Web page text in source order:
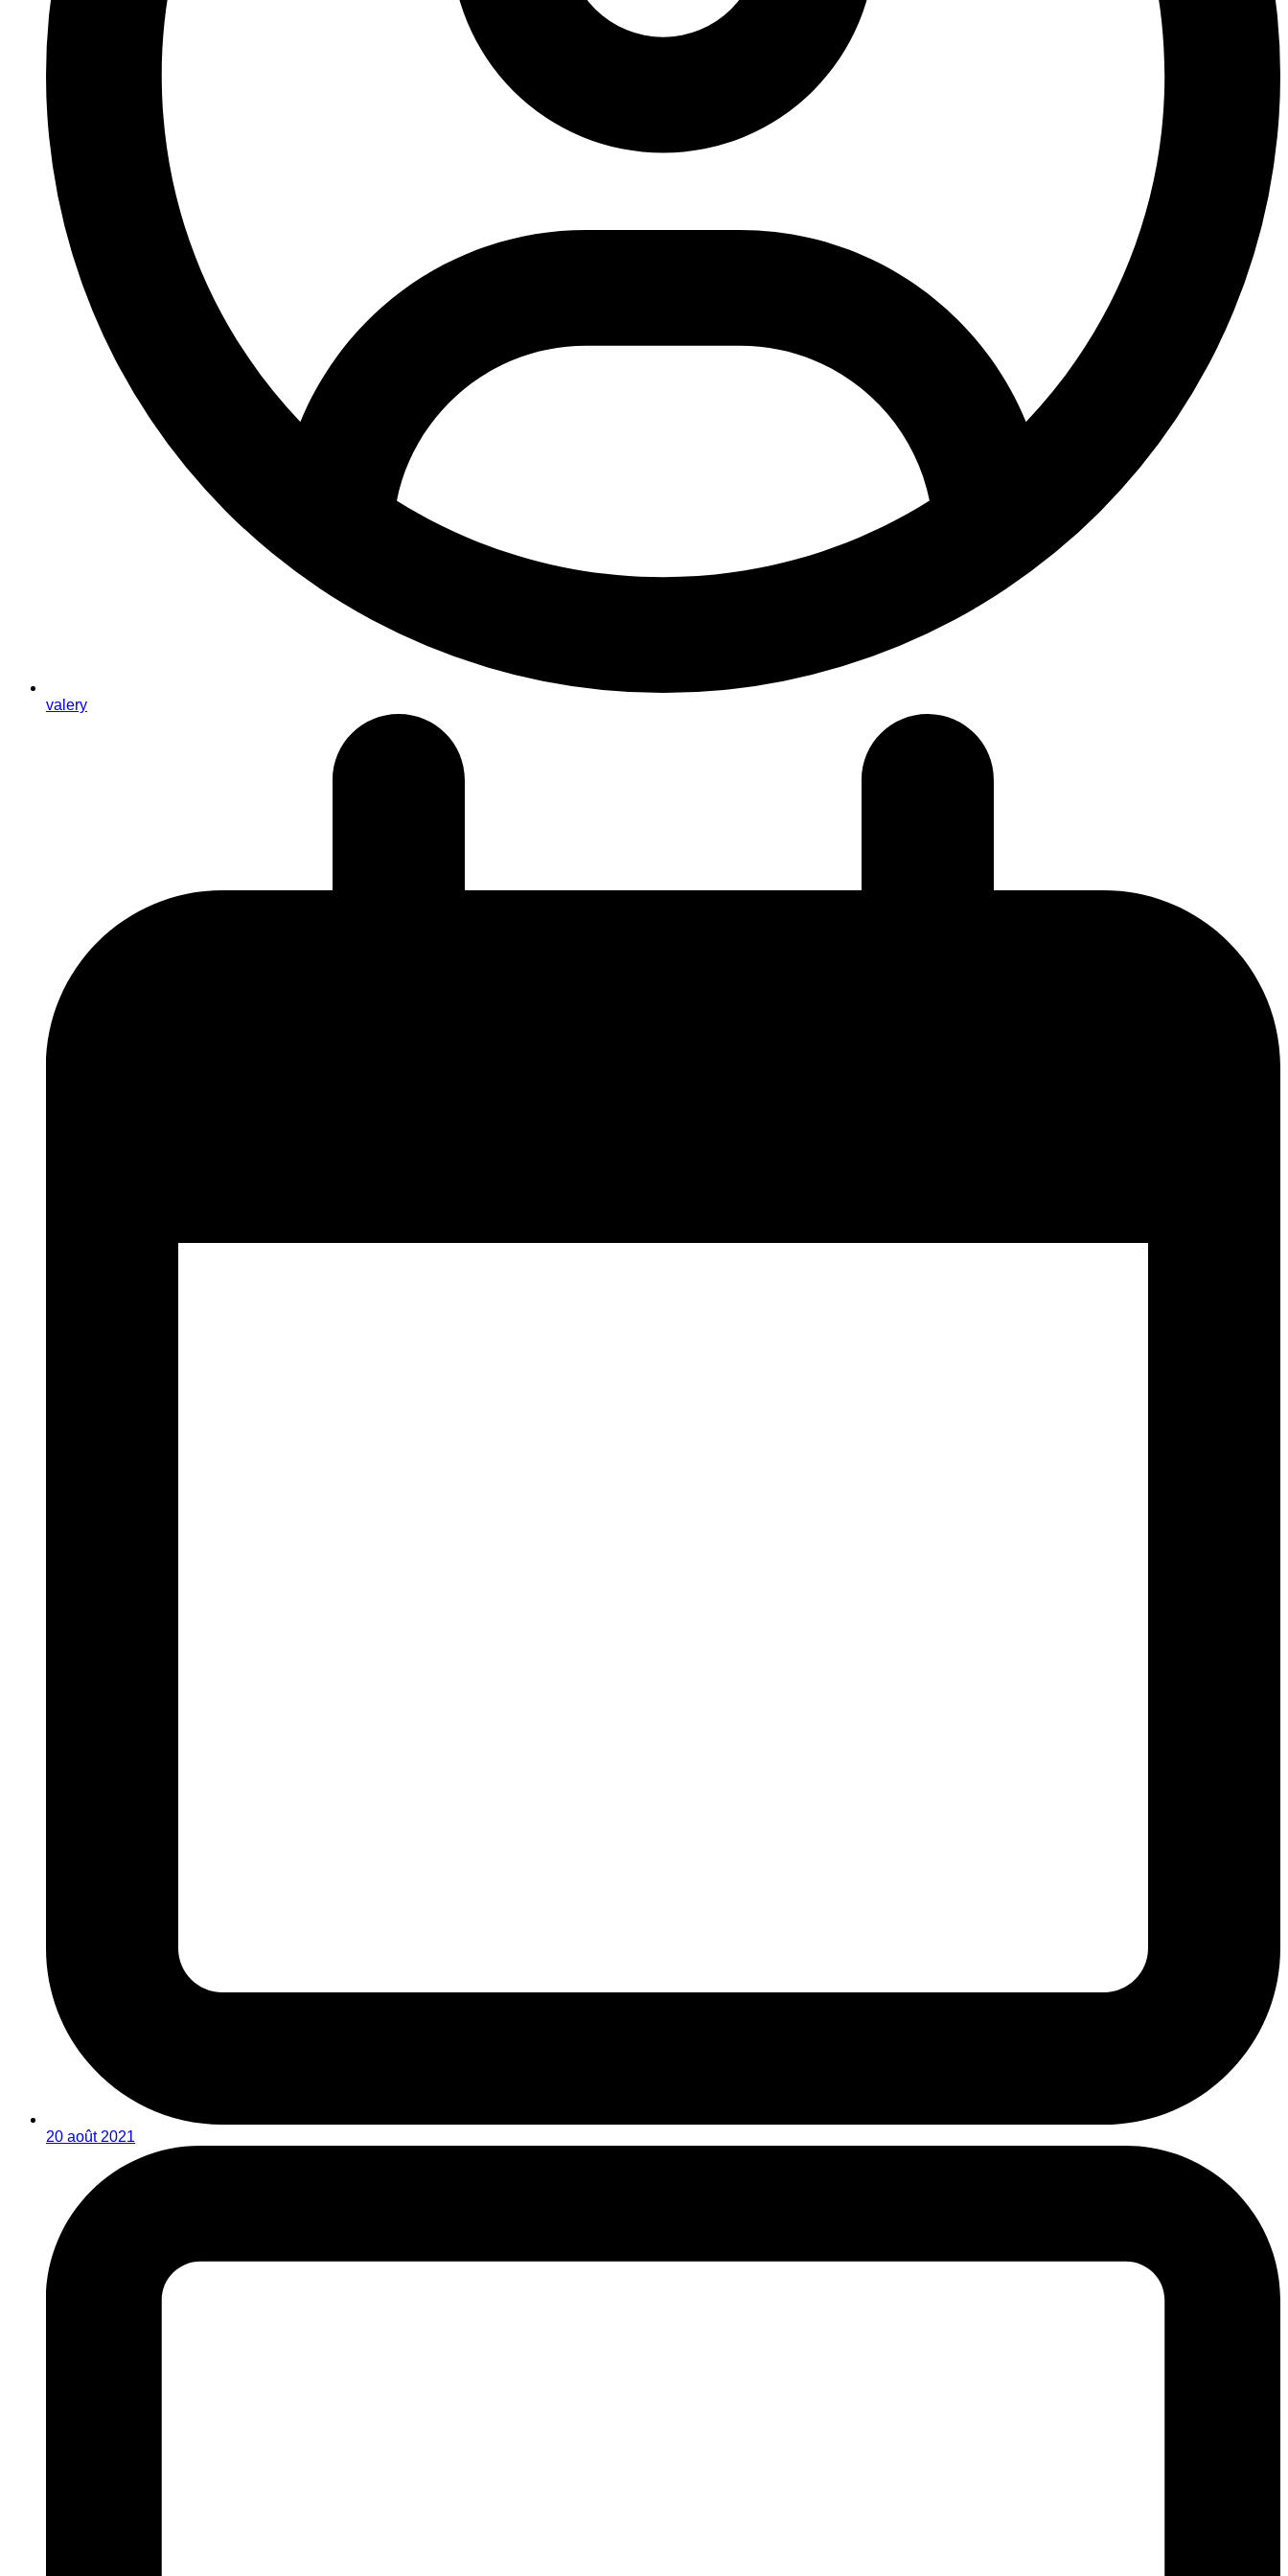
valery
20 août 2021